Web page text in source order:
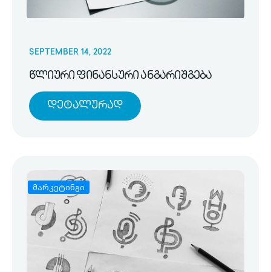
SEPTEMBER 14, 2022
წლიური ფინანსური ანგარიშგება
Დეტალურად
მარკეტინგი